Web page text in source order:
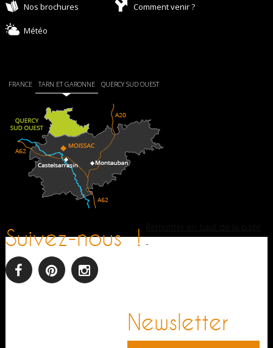
Nos brochures Comment venir ?
Météo
FRANCE TARN ET GARONNE QUERCY SUD OUEST
Suivez-nous !
Newsletter
-